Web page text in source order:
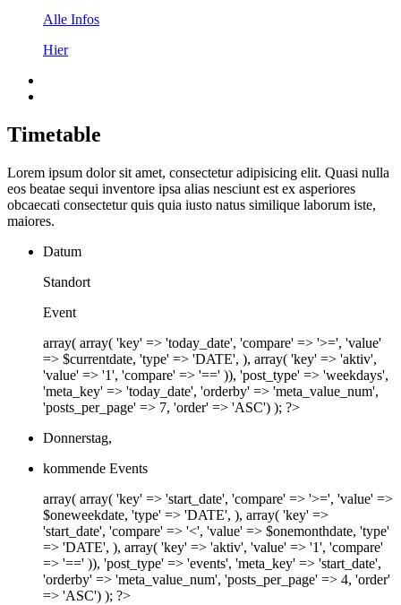
Alle Infos
Hier
Timetable
Lorem ipsum dolor sit amet, consectetur adipisicing elit. Quasi nulla
eos beatae sequi inventore ipsa alias nesciunt est ex asperiores
obcaecati consectetur quis quia iusto natus similique laborum iste,
maiores.
Datum
Standort
Event
array( array( 'key' => 'today_date', 'compare' => '>=', 'value'
=> $currentdate, 'type' => 'DATE', ), array( 'key' => 'aktiv',
'value' => '1', 'compare' => '==' )), 'post_type' => 'weekdays',
'meta_key' => 'today_date', 'orderby' => 'meta_value_num',
'posts_per_page' => 7, 'order' => 'ASC') ); ?>
Donnerstag,
kommende Events
array( array( 'key' => 'start_date', 'compare' => '>=', 'value' =>
$oneweekdate, 'type' => 'DATE', ), array( 'key' =>
'start_date', 'compare' => '<', 'value' => $onemonthdate, 'type'
=> 'DATE', ), array( 'key' => 'aktiv', 'value' => '1', 'compare'
=> '==' )), 'post_type' => 'events', 'meta_key' => 'start_date',
'orderby' => 'meta_value_num', 'posts_per_page' => 4, 'order'
=> 'ASC') ); ?>